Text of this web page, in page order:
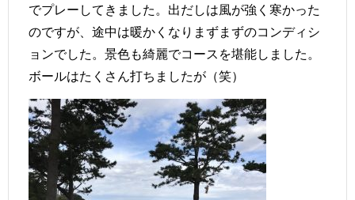
でプレーしてきました。出だしは風が強く寒かった
のですが、途中は暖かくなりまずまずのコンディシ
ョンでした。景色も綺麗でコースを堪能しました。
ボールはたくさん打ちましたが（笑）